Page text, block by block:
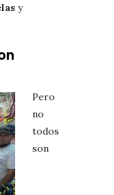
y
Pero
no
todos
son